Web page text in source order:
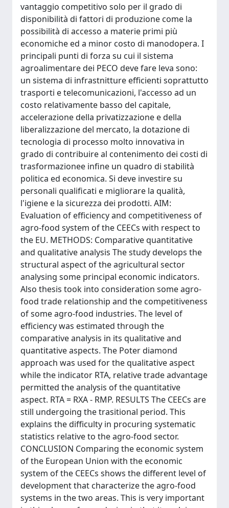
vantaggio competitivo solo per il grado di
disponibilità di fattori di produzione come la
possibilità di accesso a materie primi più
economiche ed a minor costo di manodopera. I
principali punti di forza su cui il sistema
agroalimentare dei PECO deve fare leva sono:
un sistema di infrastnitture efficienti soprattutto
trasporti e telecomunicazioni, l'accesso ad un
costo relativamente basso del capitale,
accelerazione della privatizzazione e della
liberalizzazione del mercato, la dotazione di
tecnologia di processo molto innovativa in
grado di contribuire al contenimento dei costi di
trasformazionee infine un quadro di stabilità
politica ed economica. Si deve investire su
personali qualificati e migliorare la qualità,
l'igiene e la sicurezza dei prodotti. AIM:
Evaluation of efficiency and competitiveness of
agro-food system of the CEECs with respect to
the EU. METHODS: Comparative quantitative
and qualitative analysis The study develops the
structural aspect of the agricultural sector
analysing some principal economic indicators.
Also thesis took into consideration some agro-
food trade relationship and the competitiveness
of some agro-food industries. The level of
efficiency was estimated through the
comparative analysis in its qualitative and
quantitative aspects. The Poter diamond
approach was used for the qualitative aspect
while the indicator RTA, relative trade advantage
permitted the analysis of the quantitative
aspect. RTA = RXA - RMP. RESULTS The CEECs are
still undergoing the trasitional period. This
explains the difficulty in procuring systematic
statistics relative to the agro-food sector.
CONCLUSION Comparing the economic system
of the European Union with the economic
system of the CEECs shows the different level of
development that characterize the agro-food
systems in the two areas. This is very important